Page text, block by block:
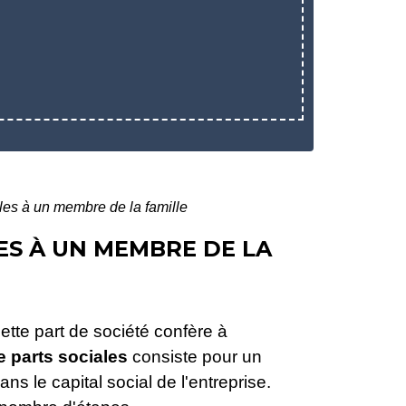
à un membre de la famille
À UN MEMBRE DE LA
part de société confère à
parts sociales consiste pour un
le capital social de l'entreprise.